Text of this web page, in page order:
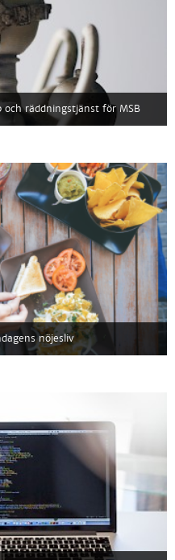
räddningstjänst för MSB
nöjesliv